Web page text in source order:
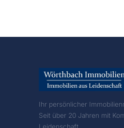
Ihr persönlicher
Seit über 20 Jahren mit